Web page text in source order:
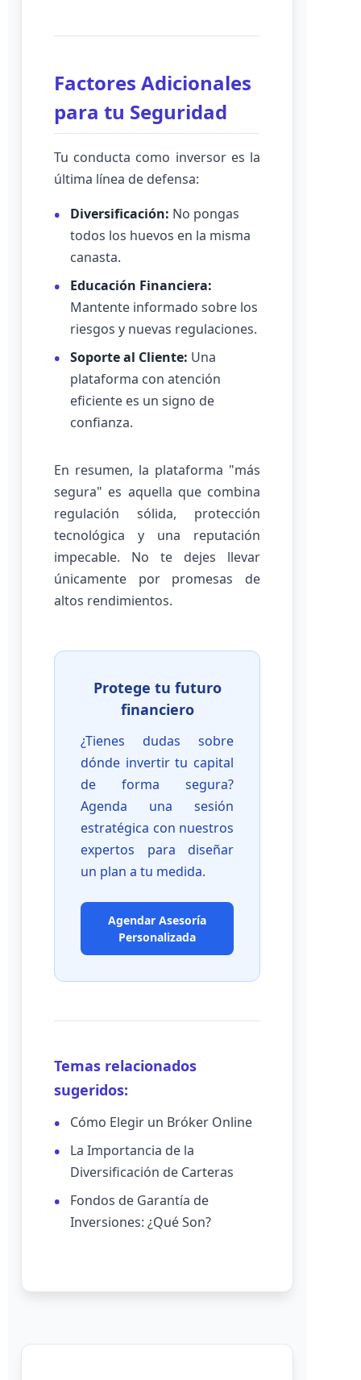
Factores Adicionales
para tu Seguridad
Tu conducta como inversor es la
última línea de defensa:
Diversificación: No pongas
todos los huevos en la misma
canasta.
Educación Financiera:
Mantente informado sobre los
riesgos y nuevas regulaciones.
Soporte al Cliente: Una
plataforma con atención
eficiente es un signo de
confianza.
En resumen, la plataforma "más
segura" es aquella que combina
regulación sólida, protección
tecnológica y una reputación
impecable. No te dejes llevar
únicamente por promesas de
altos rendimientos.
Protege tu futuro
financiero
¿Tienes dudas sobre
dónde invertir tu capital
de forma segura?
Agenda una sesión
estratégica con nuestros
expertos para diseñar
un plan a tu medida.
Agendar Asesoría
Personalizada
Temas relacionados
sugeridos:
Cómo Elegir un Bróker Online
La Importancia de la
Diversificación de Carteras
Fondos de Garantía de
Inversiones: ¿Qué Son?